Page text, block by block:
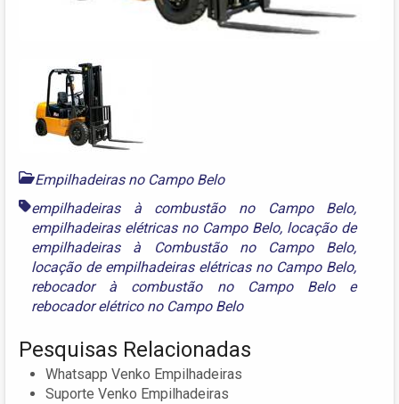
Empilhadeiras no Campo Belo
empilhadeiras à combustão no Campo Belo,
empilhadeiras elétricas no Campo Belo, locação de
empilhadeiras à Combustão no Campo Belo,
locação de empilhadeiras elétricas no Campo Belo,
rebocador à combustão no Campo Beloe
rebocador elétrico no Campo Belo
Pesquisas Relacionadas
Whatsapp Venko Empilhadeiras
Suporte Venko Empilhadeiras